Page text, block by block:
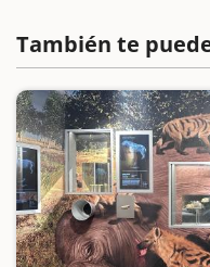
También te